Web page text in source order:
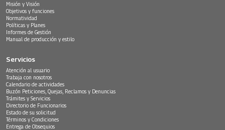
Misión y Visión
Objetivos y funciones
Normatividad
Políticas y Planes
Informes de Gestión
Manual de producción y estilo
Servicios
Atención al usuario
Trabaja con nosotros
Calendario de actividades
Buzón Peticiones, Quejas, Reclamos y Denuncias
Trámites y Servicios
Directorio de Funcionarios
Estado de su solicitud
Términos y Condiciones
Entrega de Obsequios